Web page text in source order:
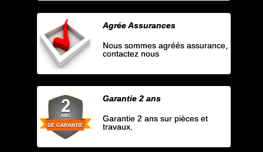
Agrée Assurances
Nous sommes agréés assurance,
contactez nous
Garantie 2 ans
Garantie 2 ans sur pièces et
travaux.